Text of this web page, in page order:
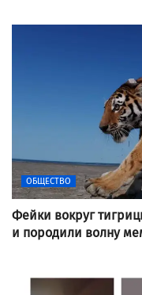
ОБЩЕСТВО
Фейки вокруг
и породили волну